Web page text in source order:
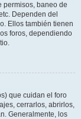
permisos, baneo de
Dependen del
Ellos también tienen
foros, dependiendo
que cuidan el foro
cerrarlos, abrirlos,
Generalmente, los